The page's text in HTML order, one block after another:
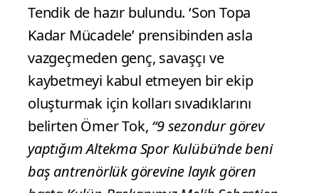
Tendik de hazır bulundu. ‘Son Topa
Kadar Mücadele’ prensibinden asla
vazgeçmeden genç, savaşçı ve
kaybetmeyi kabul etmeyen bir ekip
oluşturmak için kolları sıvadıklarını
belirten Ömer Tok, “9 sezondur görev
yaptığım Altekma Spor Kulübü’nde beni
baş antrenörlük görevine layık gören